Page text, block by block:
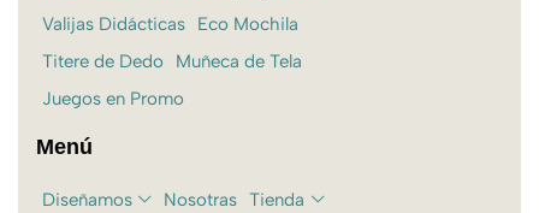
Valijas Didácticas
Eco Mochila
Titere de Dedo
Muñeca de Tela
Juegos en Promo
Menú
Diseñamos Nosotras Tienda